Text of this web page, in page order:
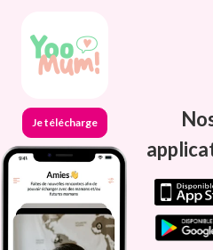
Je télécharge